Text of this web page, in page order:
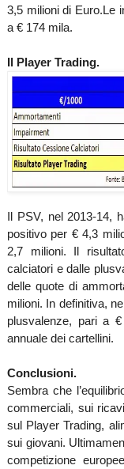
3,5 milioni di Euro.Le
a € 174 mila.
Il Player Trading.
Il PSV, nel 2013-14,
positivo per € 4,3
2,7 milioni. Il
calciatori e dalle
delle quote di
milioni. In definitiva,
plusvalenze, pari a
annuale dei cartellini.
Conclusioni.
Sembra che
commerciali, sui
sul Player Trading,
sui giovani.
competizione